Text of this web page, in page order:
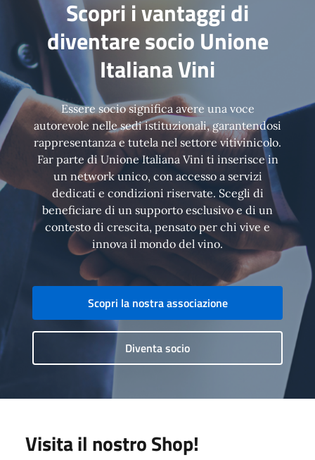
Scopri i vantaggi di
diventare socio Unione
Italiana Vini
Essere socio significa avere una voce
autorevole nelle sedi istituzionali, garantendosi
rappresentanza e tutela nel settore vitivinicolo.
Far parte di Unione Italiana Vini ti inserisce in
un network unico, con accesso a servizi
dedicati e condizioni riservate. Scegli di
beneficiare di un supporto esclusivo e di un
contesto di crescita, pensato per chi vive e
innova il mondo del vino.
Scopri la nostra associazione
Diventa socio
Visita il nostro Shop!